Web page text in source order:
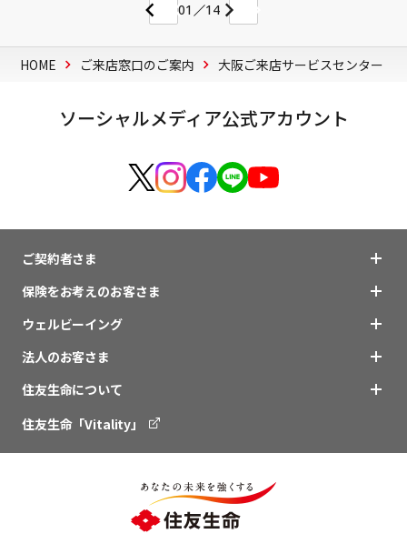
01 14
HOME ご来店窓口のご案内 大阪ご来店サービスセンター
ソーシャルメディア公式アカウント
ご契約者さま
保険をお考えのお客さま
ウェルビーイング
法人のお客さま
住友生命について
住友生命「Vitality」